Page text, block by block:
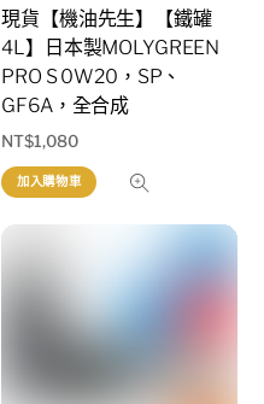
現貨【機油先生】【鐵罐
4L】日本製MOLYGREEN
PRO S 0W20，SP、
GF6A，全合成
NT$1,080
加入購物車